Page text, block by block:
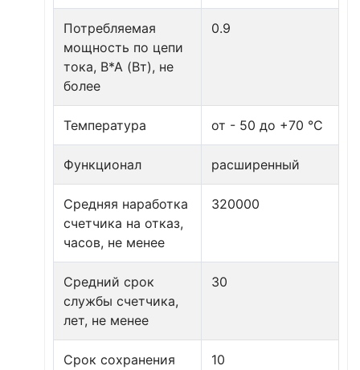
Потребляемая
мощность по цепи
тока, В*А (Вт), не
более
0.9
Температура от - 50 до +70 °С
Функционал расширенный
Средняя наработка
счетчика на отказ,
часов, не менее
320000
Средний срок
службы счетчика,
лет, не менее
30
Срок сохранения
10